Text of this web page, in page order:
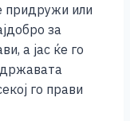
придружи или
за
а јас ќе го
го прави